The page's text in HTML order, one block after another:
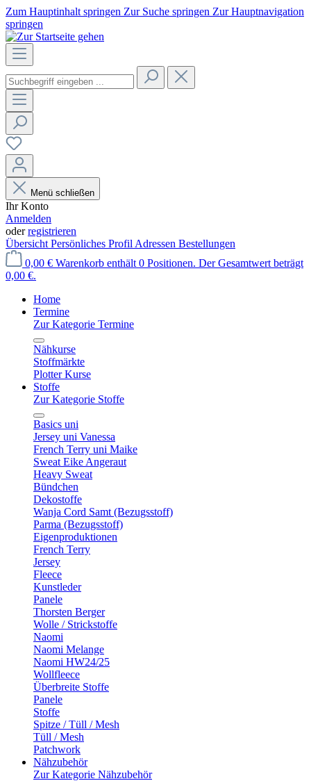
Zum Hauptinhalt springen Zur Suche springen Zur Hauptnavigation
springen
Menü schließen
Ihr Konto
Anmelden
oderregistrieren
Übersicht Persönliches Profil Adressen Bestellungen
0,00 € Warenkorb enthält 0 Positionen. Der Gesamtwert beträgt
0,00 €.
Home
Termine
Zur Kategorie Termine
Nähkurse
Stoffmärkte
Plotter Kurse
Stoffe
Zur Kategorie Stoffe
Basics uni
Jersey uni Vanessa
French Terry uni Maike
Sweat Eike Angeraut
Heavy Sweat
Bündchen
Dekostoffe
Wanja Cord Samt (Bezugsstoff)
Parma (Bezugsstoff)
Eigenproduktionen
French Terry
Jersey
Fleece
Kunstleder
Panele
Thorsten Berger
Wolle / Strickstoffe
Naomi
Naomi Melange
Naomi HW24/25
Wollfleece
Überbreite Stoffe
Panele
Stoffe
Spitze / Tüll / Mesh
Tüll / Mesh
Patchwork
Nähzubehör
Zur Kategorie Nähzubehör